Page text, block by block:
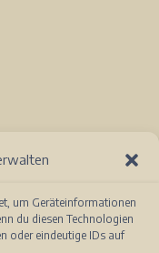
um Geräteinformationen
du diesen Technologien
oder eindeutige IDs auf